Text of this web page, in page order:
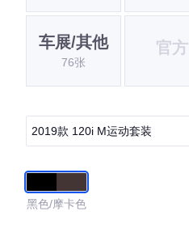
车展/其他
76张
官方
2019款 120i M运动套装
黑色/摩卡色